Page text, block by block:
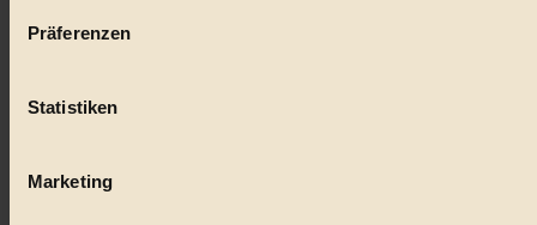
Ihr Gerät durch aktives Scannen nach bestimmten
Erfahren Sie mehr darüber, wie Ihre persönlichen Daten
Präferenzen
Statistiken
Marketing
nachhaltig